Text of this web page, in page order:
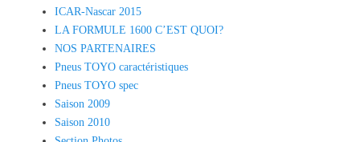
ICAR-Nascar 2015
LA FORMULE 1600 C’EST QUOI?
NOS PARTENAIRES
Pneus TOYO caractéristiques
Pneus TOYO spec
Saison 2009
Saison 2010